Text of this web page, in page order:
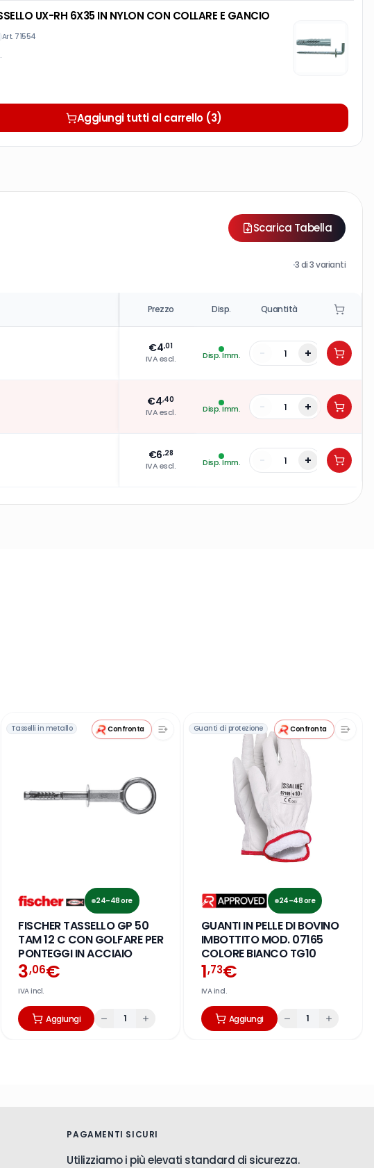
FISCHER TASSELLO UX-RH 6X35 IN NYLON CON COLLARE E GANCIO
Art. 71554
Aggiungi tutti al carrello (3)
Scarica Tabella
·3di3varianti
Prezzo Disp. Quantità
€4,01
IVA escl. Disp. Imm. - +
€4,40
IVA escl. Disp. Imm. - +
€6,28
IVA escl. Disp. Imm. - +
Tasselli in metallo Confronta
24–48 ore
FISCHER TASSELLO GP 50
TAM 12 C CON GOLFARE PER
PONTEGGI IN ACCIAIO
3,06€
IVA incl.
Aggiungi 1
Guanti di protezione Confronta
24–48 ore
GUANTI IN PELLE DI BOVINO
IMBOTTITO MOD. 07165
COLORE BIANCO TG10
1,73€
IVA incl.
Aggiungi 1
PAGAMENTI SICURI
Utilizziamo i più elevati standard di sicurezza.